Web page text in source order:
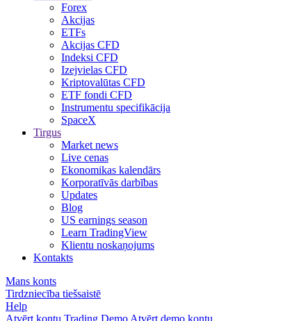
Forex
Akcijas
ETFs
Akcijas CFD
Indeksi CFD
Izejvielas CFD
Kriptovalūtas CFD
ETF fondi CFD
Instrumentu specifikācija
SpaceX
Tirgus
Market news
Live cenas
Ekonomikas kalendārs
Korporatīvās darbības
Updates
Blog
US earnings season
Learn TradingView
Klientu noskaņojums
Kontakts
Mans konts
Tirdzniecība tiešsaistē
Help
Atvērt kontu Trading Demo Atvērt demo kontu